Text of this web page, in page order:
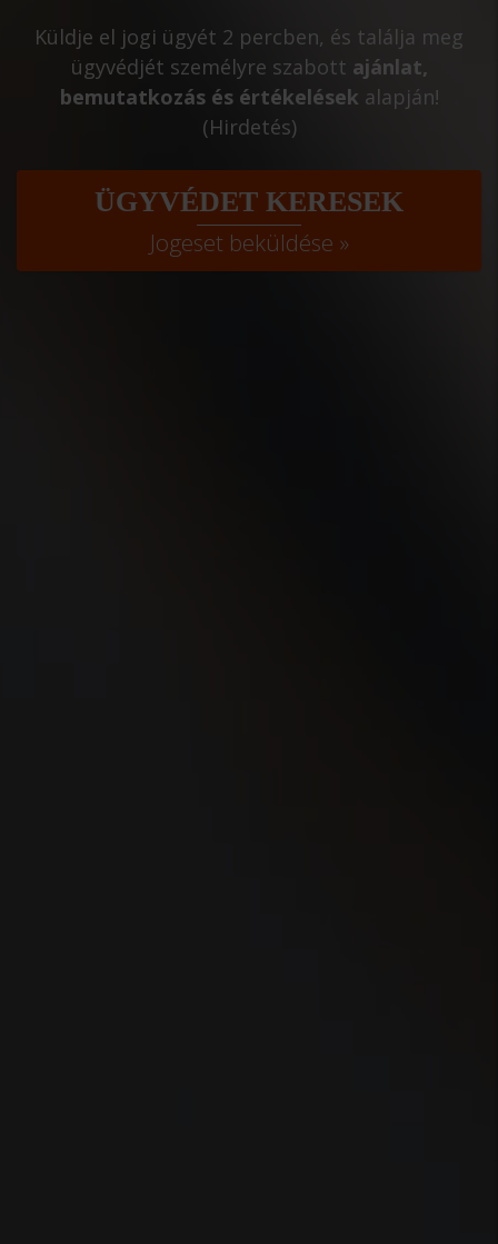
Küldje el jogi ügyét 2 percben, és találja meg
ügyvédjét személyre szabott ajánlat,
bemutatkozás és értékelések alapján!
(Hirdetés)
ÜGYVÉDET KERESEK
Jogeset beküldése »